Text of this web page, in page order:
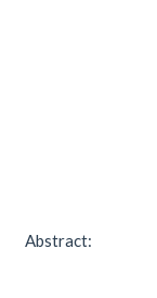
Abstract: